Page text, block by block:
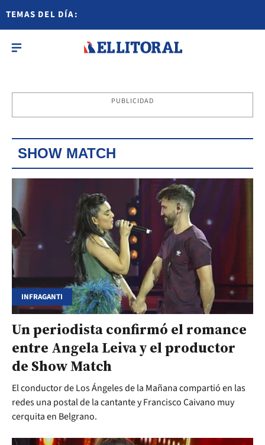
TEMAS DEL DÍA:
PUBLICIDAD
SHOW MATCH
INFRAGANTI
Un periodista confirmó el romance
entre Angela Leiva y el productor
de Show Match
El conductor de Los Ángeles de la Mañana compartió en las
redes una postal de la cantante y Francisco Caivano muy
cerquita en Belgrano.